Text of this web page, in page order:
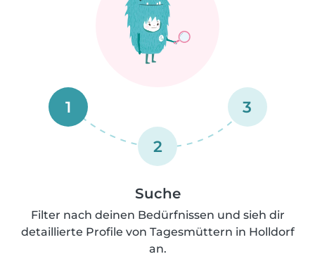
1
2
3
Suche
Filter nach deinen Bedürfnissen und sieh dir
detaillierte Profile von Tagesmüttern in Holldorf
an.